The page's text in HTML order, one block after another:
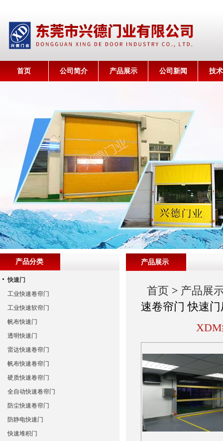
首页 公司简介 产品展示 公司新闻 技
产品展示
首页 > 产品展
速卷帘门 快速
产品分类
快速门
工业快速卷帘门
工业快速软帘门
帆布快速门
透明快速门
雷达快速卷帘门
帆布快速卷帘门
硬质快速卷帘门
全自动快速卷帘门
防尘快速卷帘门
防静电快速门
快速堆积门